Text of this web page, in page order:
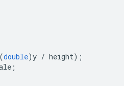
(double)y / height);
;